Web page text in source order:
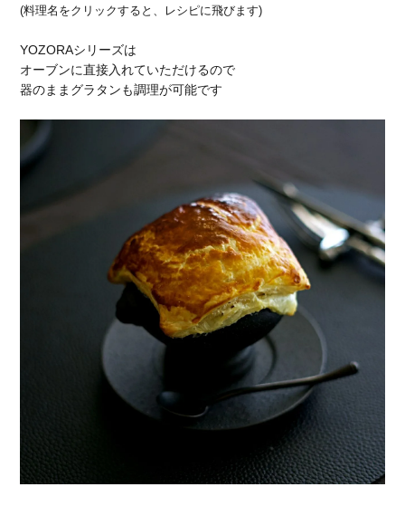
(料理名をクリックすると、レシピに飛びます)
YOZORAシリーズは
オーブンに直接入れていただけるので
器のままグラタンも調理が可能です